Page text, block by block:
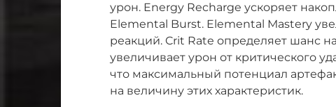
урон. Energy Recharge ускоряет
Elemental Burst. Elemental Mastery
реакций. Crit Rate определяет шанс
увеличивает урон от критического
что максимальный потенциал
на величину этих характеристик.